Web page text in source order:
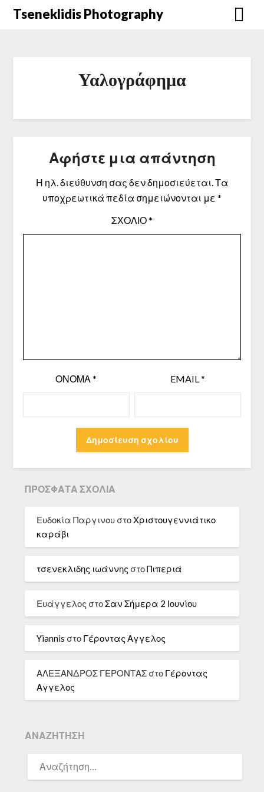
Μετάβαση
Tseneklidis Photography
Υαλογράφημα
Αφήστε μια απάντηση
Η ηλ. διεύθυνση σας δεν δημοσιεύεται.Τα
υποχρεωτικά πεδία σημειώνονται με *
ΣΧΌΛΙΟ*
ΌΝΟΜΑ* EMAIL*
ΠΡΌΣΦΑΤΑ ΣΧΌΛΙΑ
Ευδοκία Παργινου στοΧριστουγεννιάτικο
καράβι
τσενεκλιδης ιωάννης στοΠιπεριά
Ευάγγελος στοΣαν Σήμερα 2 Ιουνίου
Yiannis στο Γέροντας Αγγελος
ΑΛΕΞΑΝΔΡΟΣ ΓΕΡΟΝΤΑΣ στο Γέροντας
Αγγελος
ΑΝΑΖΉΤΗΣΗ
ΓΙΑ: